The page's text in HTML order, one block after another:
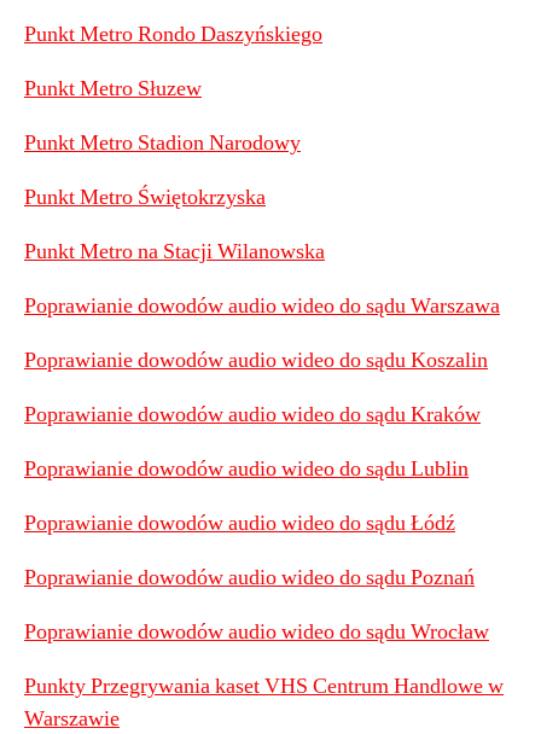
Punkt Metro Rondo Daszyńskiego
Punkt Metro Słuzew
Punkt Metro Stadion Narodowy
Punkt Metro Świętokrzyska
Punkt Metro na Stacji Wilanowska
Poprawianie dowodów audio wideo do sądu Warszawa
Poprawianie dowodów audio wideo do sądu Koszalin
Poprawianie dowodów audio wideo do sądu Kraków
Poprawianie dowodów audio wideo do sądu Lublin
Poprawianie dowodów audio wideo do sądu Łódź
Poprawianie dowodów audio wideo do sądu Poznań
Poprawianie dowodów audio wideo do sądu Wrocław
Punkty Przegrywania kaset VHS Centrum Handlowe w
Warszawie